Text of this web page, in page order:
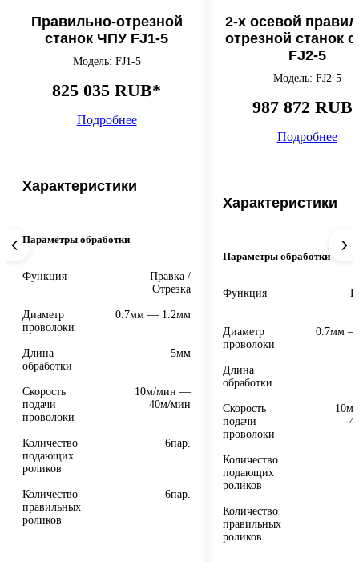
Правильно-отрезной
станок ЧПУ FJ1-5
Модель: FJ1-5
825 035 RUB*
Подробнее
Характеристики
Параметры обработки
Функция
Правка /
Отрезка
Диаметр
проволоки
0.7мм — 1.2мм
Длина
обработки
5мм
Скорость
подачи
проволоки
10м/мин —
40м/мин
Количество
подающих
роликов
6пар.
Количество
правильных
роликов
6пар.
2-х осевой
отрезной станок
FJ2-5
Модель: FJ2-5
987 872
Подробнее
Характеристики
Параметры обработки
Функция
Диаметр
проволоки
0.7мм
Длина
обработки
Скорость
подачи
проволоки
Количество
подающих
роликов
Количество
правильных
роликов